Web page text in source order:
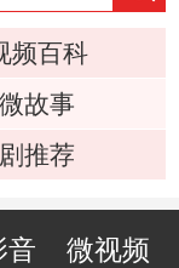
频百科
微故事
剧推荐
音 微视频